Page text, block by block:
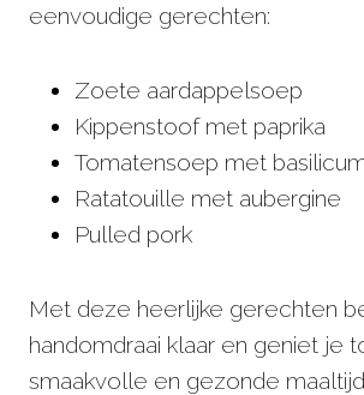
eenvoudige gerechten:
Zoete aardappelsoep
Kippenstoof met paprika
Tomatensoep met
Ratatouille met aubergine
Pulled pork
Met deze heerlijke gerechten
handomdraai klaar en geniet je
smaakvolle en gezonde